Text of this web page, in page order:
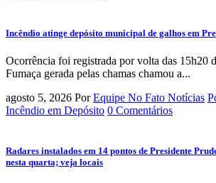
Incêndio atinge depósito municipal de galhos em
Ocorrência foi registrada por volta das 15h20
Fumaça gerada pelas chamas chamou a...
agosto 5, 2026 Por Equipe No Fato Notícias
Incêndio em Depósito 0 Comentários
Radares instalados em 14 pontos de Presidente
nesta quarta; veja locais